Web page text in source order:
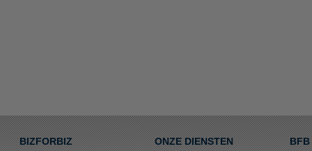
BIZFORBIZ ONZE DIENSTEN BFB